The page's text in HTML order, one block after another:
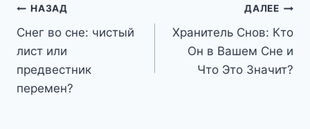
Навигация
по
записям
НАЗАД
Снег во сне: чистый
лист или
предвестник
перемен?
ДАЛЕЕ
Хранитель Снов: Кто
Он в Вашем Сне и
Что Это Значит?